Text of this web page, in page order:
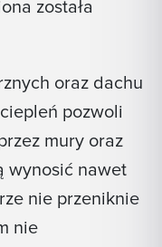
została
oraz dachu
pozwoli
mury oraz
wynosić nawet
nie przeniknie
nie